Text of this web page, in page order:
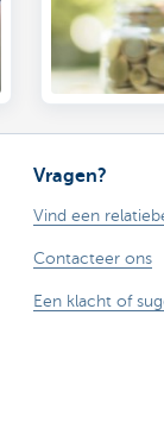
Vragen?
Vind een
Contacteer ons
Een klacht of